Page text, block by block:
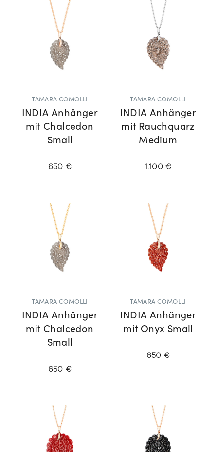
TAMARA COMOLLI
INDIA Anhänger
mit Chalcedon
Small
650 €
TAMARA COMOLLI
INDIA Anhänger
mit Rauchquarz
Medium
1.100 €
TAMARA COMOLLI
INDIA Anhänger
mit Chalcedon
Small
650 €
TAMARA COMOLLI
INDIA Anhänger
mit Onyx Small
650 €